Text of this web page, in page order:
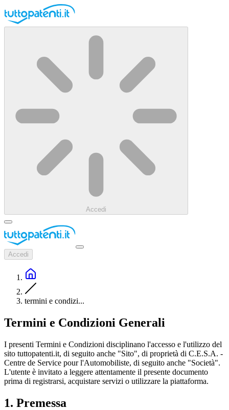
Accedi
Accedi
termini e condizi...
Termini e Condizioni Generali
I presenti Termini e Condizioni disciplinano l'accesso e l'utilizzo del
sito tuttopatenti.it, di seguito anche "Sito", di proprietà di C.E.S.A. -
Centre de Service pour l'Automobiliste, di seguito anche "Società".
L'utente è invitato a leggere attentamente il presente documento
prima di registrarsi, acquistare servizi o utilizzare la piattaforma.
1. Premessa